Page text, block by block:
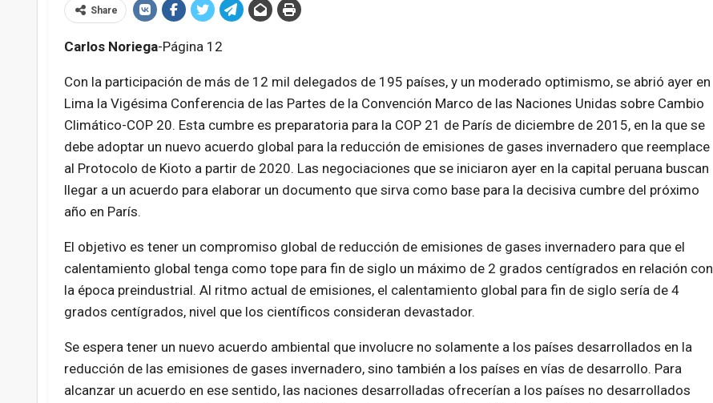
Share
Carlos Noriega-Página 12
Con la participación de más de 12 mil delegados de 195 países, y un moderado optimismo, se abrió ayer en
Lima la Vigésima Conferencia de las Partes de la Convención Marco de las Naciones Unidas sobre Cambio
Climático-COP 20. Esta cumbre es preparatoria para la COP 21 de París de diciembre de 2015, en la que se
debe adoptar un nuevo acuerdo global para la reducción de emisiones de gases invernadero que reemplace
al Protocolo de Kioto a partir de 2020. Las negociaciones que se iniciaron ayer en la capital peruana buscan
llegar a un acuerdo para elaborar un documento que sirva como base para la decisiva cumbre del próximo
año en París.
El objetivo es tener un compromiso global de reducción de emisiones de gases invernadero para que el
calentamiento global tenga como tope para fin de siglo un máximo de 2 grados centígrados en relación con
la época preindustrial. Al ritmo actual de emisiones, el calentamiento global para fin de siglo sería de 4
grados centígrados, nivel que los científicos consideran devastador.
Se espera tener un nuevo acuerdo ambiental que involucre no solamente a los países desarrollados en la
reducción de las emisiones de gases invernadero, sino también a los países en vías de desarrollo. Para
alcanzar un acuerdo en ese sentido, las naciones desarrolladas ofrecerían a los países no desarrollados